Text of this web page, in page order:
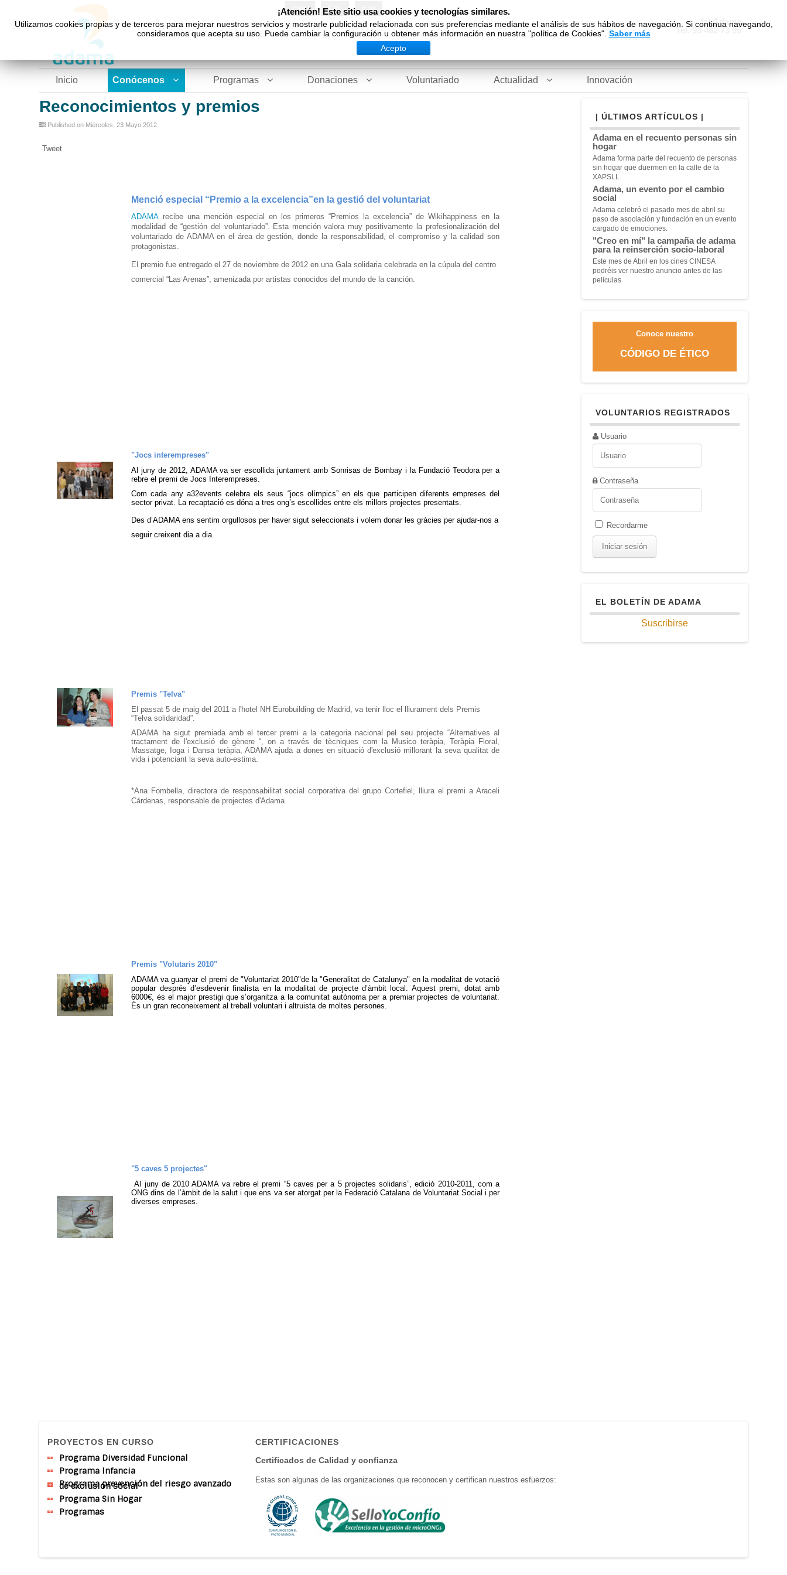
Esp Cat Eng
(c) Adama
Tel. 93 462 73 95
¡Atención! Este sitio usa cookies y tecnologías similares.
Utilizamos cookies propias y de terceros para mejorar nuestros servicios y mostrarle publicidad relacionada con sus preferencias mediante el análisis de sus hábitos de navegación. Si continua navegando,
consideramos que acepta su uso. Puede cambiar la configuración u obtener más información en nuestra "política de Cookies". Saber más
Acepto
Inicio Conócenos Programas Donaciones Voluntariado Actualidad Innovación
Reconocimientos y premios
Published on Miércoles, 23 Mayo 2012
Tweet
Menció especial “Premio a la excelencia”en la gestió del voluntariat
ADAMA recibe una mención especial en los primeros “Premios la excelencia” deWikihappiness en la
modalidad de “gestión del voluntariado”. Esta mención valora muy positivamente la profesionalización del
voluntariado de ADAMA en el área de gestión, donde la responsabilidad, el compromiso y la calidad son
protagonistas.
El premio fue entregado el 27 de noviembre de 2012 en una Gala solidaria celebrada en la cúpula del centro
comercial “Las Arenas”, amenizada por artistas conocidos del mundo de la canción.
"Jocs interempreses"
Al juny de 2012, ADAMA va ser escollida juntament amb Sonrisas de Bombay i la Fundació Teodora per a
rebre el premi de Jocs Interempreses.
Com cada any a32events celebra els seus “jocs olímpics” en els que participen diferents empreses del
sector privat. La recaptació es dóna a tres ong’s escollides entre els millors projectes presentats.
Des d’ADAMA ens sentim orgullosos per haver sigut seleccionats i volem donar les gràcies per ajudar-nos a
seguir creixent dia a dia.
Premis "Telva"
El passat 5 de maig del 2011 a l'hotel NH Eurobuilding de Madrid, va tenir lloc el lliurament dels Premis
“Telva solidaridad”.
ADAMA ha sigut premiada amb el tercer premi a la categoria nacional pel seu projecte “Alternatives al
tractament de l'exclusió de gènere “, on a través de tècniques com la Musico teràpia, Teràpia Floral,
Massatge, Ioga i Dansa teràpia, ADAMA ajuda a dones en situació d'exclusió millorant la seva qualitat de
vida i potenciant la seva auto-estima.
*Ana Fombella, directora de responsabilitat social corporativa del grupo Cortefiel, lliura el premi a Araceli
Cárdenas, responsable de projectes d'Adama.
Premis "Volutaris 2010"
ADAMA va guanyar el premi de "Voluntariat 2010"de la "Generalitat de Catalunya" en la modalitat de votació
popular després d’esdevenir finalista en la modalitat de projecte d’àmbit local. Aquest premi, dotat amb
6000€, és el major prestigi que s’organitza a la comunitat autònoma per a premiar projectes de voluntariat.
És un gran reconeixement al treball voluntari i altruista de moltes persones.
"5 caves 5 projectes"
Al juny de 2010 ADAMA va rebre el premi “5 caves per a 5 projectes solidaris”, edició 2010-2011, com a
ONG dins de l’àmbit de la salut i que ens va ser atorgat per la Federació Catalana de Voluntariat Social i per
diverses empreses.
| ÚLTIMOS ARTÍCULOS |
Adama en el recuento personas sin
hogar
Adama forma parte del recuento de personas
sin hogar que duermen en la calle de la
XAPSLL
Adama, un evento por el cambio
social
Adama celebró el pasado mes de abril su
paso de asociación y fundación en un evento
cargado de emociones.
"Creo en mí" la campaña de adama
para la reinserción socio-laboral
Este mes de Abril en los cines CINESA
podréis ver nuestro anuncio antes de las
películas
Conoce nuestro
CÓDIGO DE ÉTICO
VOLUNTARIOS REGISTRADOS
Usuario
Contraseña
Recordarme
EL BOLETÍN DE ADAMA
Suscribirse
PROYECTOS EN CURSO
Programa Diversidad Funcional
Programa Infancia
Programa prevención del riesgo avanzado
de exclusión social
Programa Sin Hogar
Programas
CERTIFICACIONES
Certificados de Calidad y confianza
Estas son algunas de las organizaciones que reconocen y certifican nuestros esfuerzos: